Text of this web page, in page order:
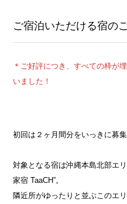
ご宿泊いただける宿の
＊ご好評につき、すべての枠が
いました！
初回は２ヶ月間分をいっきに募集
対象となる宿は沖縄本島北部エ
家宿 TaaCH”。
隣近所がゆったりと並ぶこのエ